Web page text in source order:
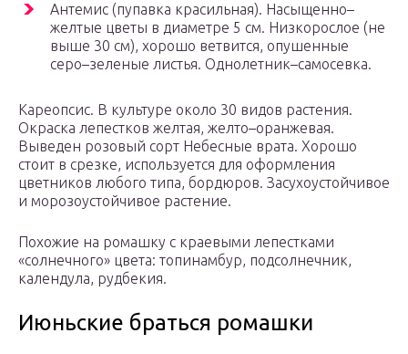
Антемис (пупавка красильная). Насыщенно–
желтые цветы в диаметре 5 см. Низкорослое (не
выше 30 см), хорошо ветвится, опушенные
серо–зеленые листья. Однолетник–самосевка.
Кареопсис. В культуре около 30 видов растения.
Окраска лепестков желтая, желто–оранжевая.
Выведен розовый сорт Небесные врата. Хорошо
стоит в срезке, используется для оформления
цветников любого типа, бордюров. Засухоустойчивое
и морозоустойчивое растение.
Похожие на ромашку с краевыми лепестками
«солнечного» цвета: топинамбур, подсолнечник,
календула, рудбекия.
Июньские браться ромашки